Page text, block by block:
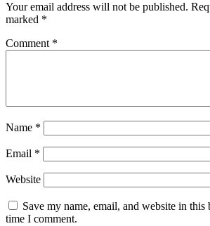
Your email address will not be published.
marked *
Comment *
Name *
Email *
Website
Save my name, email, and website in
time I comment.